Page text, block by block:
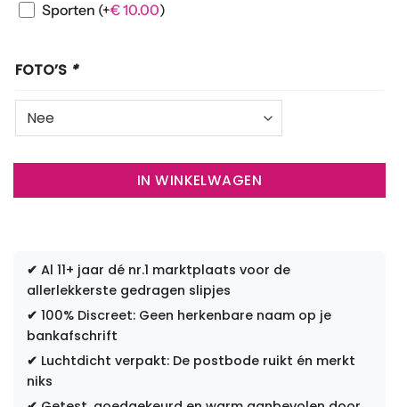
Sporten (+€10.00)
FOTO’S *
IN WINKELWAGEN
✔ Al 11+ jaar dé nr.1 marktplaats voor de
allerlekkerste gedragen slipjes
✔ 100% Discreet: Geen herkenbare naam op je
bankafschrift
✔ Luchtdicht verpakt: De postbode ruikt én merkt
niks